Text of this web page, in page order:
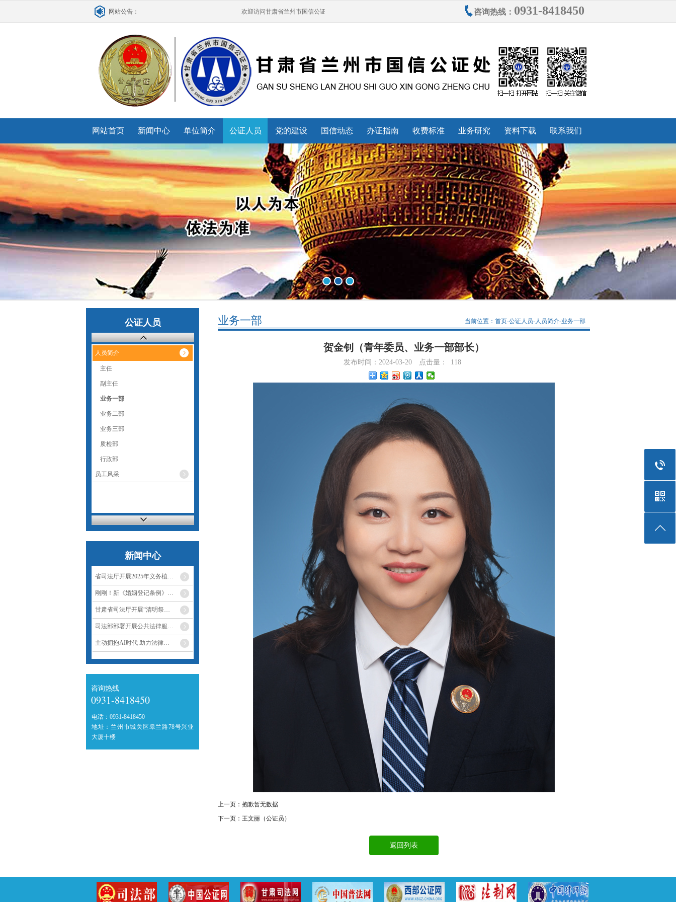
网站公告： 欢迎访问甘肃省兰州市国信公证处网站，有问题可以拨打0931-8418450 咨询热线： 0931-8418450
网站首页 新闻中心 单位简介 公证人员 党的建设 国信动态 办证指南 收费标准 业务研究 资料下载 联系我们
公证人员
人员简介
主任
副主任
业务一部
业务二部
业务三部
质检部
行政部
员工风采
新闻中心
省司法厅开展2025年义务植…
刚刚！新《婚姻登记条例》…
甘肃省司法厅开展“清明祭…
司法部部署开展公共法律服…
主动拥抱AI时代 助力法律…
咨询热线
0931-8418450
电话： 0931-8418450
地址： 兰州市城关区皋兰路78号兴业
大厦十楼
业务一部 当前位置： 首页-公证人员-人员简介-业务一部
贺金钊（青年委员、业务一部部长）
发布时间：2024-03-20 点击量： 118
上一页： 抱歉暂无数据
下一页： 王文丽（公证员）
返回列表